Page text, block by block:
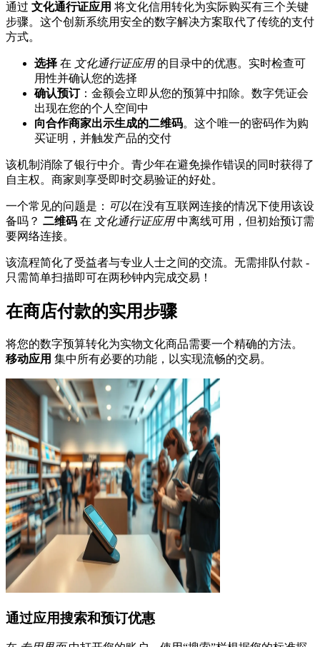
通过 文化通行证应用 将文化信用转化为实际购买有三个关键
步骤。这个创新系统用安全的数字解决方案取代了传统的支付
方式。
选择 在 文化通行证应用的目录中的优惠。实时检查可
用性并确认您的选择
确认预订：金额会立即从您的预算中扣除。数字凭证会
出现在您的个人空间中
向合作商家出示生成的二维码。这个唯一的密码作为购
买证明，并触发产品的交付
该机制消除了银行中介。青少年在避免操作错误的同时获得了
自主权。商家则享受即时交易验证的好处。
一个常见的问题是： 可以在没有互联网连接的情况下使用该设
备吗？ 二维码 在 文化通行证应用中离线可用，但初始预订需
要网络连接。
该流程简化了受益者与专业人士之间的交流。无需排队付款 -
只需简单扫描即可在两秒钟内完成交易！
在商店付款的实用步骤
将您的数字预算转化为实物文化商品需要一个精确的方法。
移动应用 集中所有必要的功能，以实现流畅的交易。
通过应用搜索和预订优惠